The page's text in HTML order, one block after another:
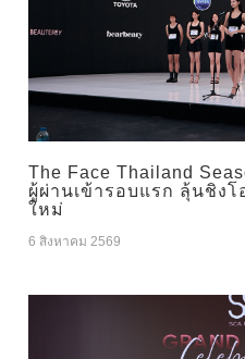
The Face Thailand
ผู้ผ่านเข้ารอบแรก ลุ้นชิง
ใหม่
6 สิงหาคม 2569